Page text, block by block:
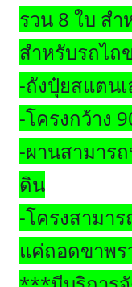
รวน 8 ใบ ส
สำหรับรถไถ
-ถังปุ๋ยสแตน
-โครงกว้าง
-ผานสามาร
ดิน
-โครงสามาร
แค่ถอดขาพร